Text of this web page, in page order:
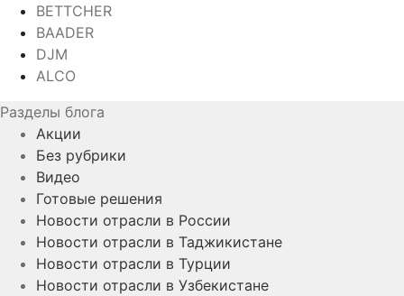
BETTCHER
BAADER
DJM
ALCO
Разделы блога
Акции
Без рубрики
Видео
Готовые решения
Новости отрасли в России
Новости отрасли в Таджикистане
Новости отрасли в Турции
Новости отрасли в Узбекистане